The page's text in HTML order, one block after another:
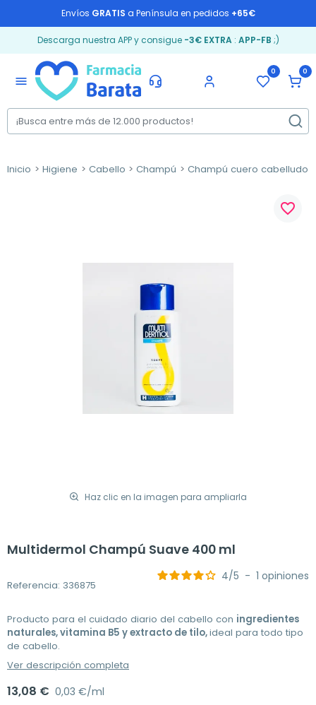
Envíos GRATIS a Península en pedidos +65€
Descarga nuestra APP y consigue -3€ EXTRA: APP-FB ;)
menu
0 0
Inicio Higiene Cabello Champú Champú cuero cabelludo
Haz clic en la imagen para ampliarla
favorite_border
Multidermol Champú Suave 400 ml
Referencia: 336875
4/5 - 1 opiniones
Producto para el cuidado diario del cabello con ingredientes
naturales, vitamina B5 y extracto de tilo,ideal para todo tipo
de cabello.
Ver descripción completa
13,08 € 0,03 €/ml